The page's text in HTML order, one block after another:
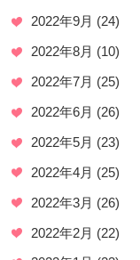
2022年9月 (24)
2022年8月 (10)
2022年7月 (25)
2022年6月 (26)
2022年5月 (23)
2022年4月 (25)
2022年3月 (26)
2022年2月 (22)